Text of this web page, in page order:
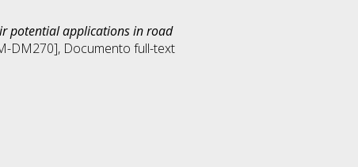
potential applications in road
DM270], Documento full-text